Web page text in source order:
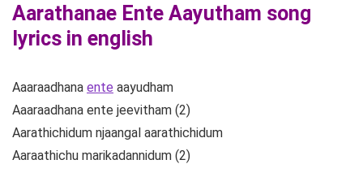
Aarathanae Ente Aayutham song
lyrics in english
Aaaraadhana ente aayudham
Aaaraadhana ente jeevitham (2)
Aarathichidum njaangal aarathichidum
Aaraathichu marikadannidum (2)